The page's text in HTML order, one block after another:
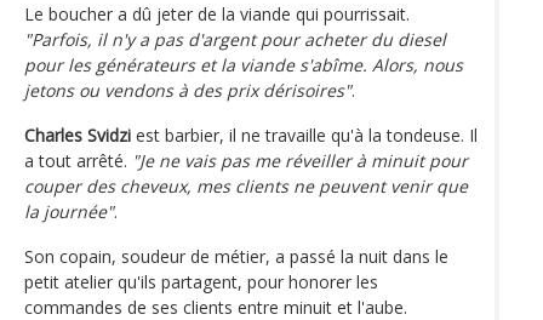
Le boucher a dû jeter de la viande qui pourrissait.
"Parfois, il n'y a pas d'argent pour acheter du diesel
pour les générateurs et la viande s'abîme. Alors, nous
jetons ou vendons à des prix dérisoires".
Charles Svidzi est barbier, il ne travaille qu'à la tondeuse. Il
a tout arrêté. "Je ne vais pas me réveiller à minuit pour
couper des cheveux, mes clients ne peuvent venir que
la journée".
Son copain, soudeur de métier, a passé la nuit dans le
petit atelier qu'ils partagent, pour honorer les
commandes de ses clients entre minuit et l'aube.